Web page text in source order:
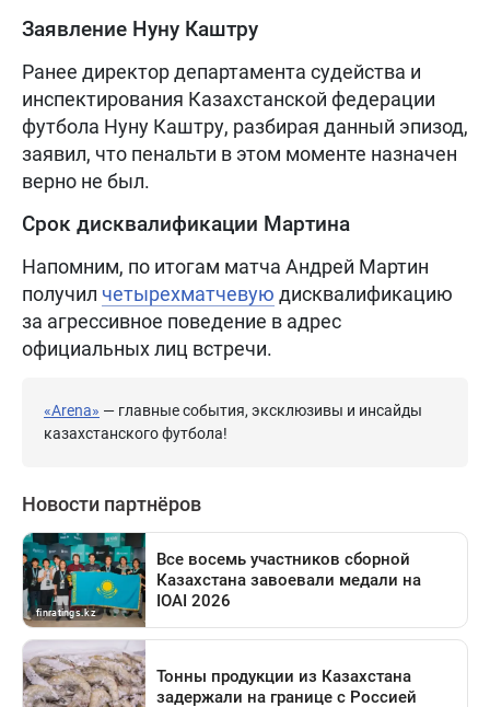
Заявление Нуну Каштру
Ранее директор департамента судейства и
инспектирования Казахстанской федерации
футбола Нуну Каштру, разбирая данный эпизод,
заявил, что пенальти в этом моменте назначен
верно не был.
Срок дисквалификации Мартина
Напомним, по итогам матча Андрей Мартин
получил четырехматчевую дисквалификацию
за агрессивное поведение в адрес
официальных лиц встречи.
«Arena» — главные события, эксклюзивы и инсайды
казахстанского футбола!